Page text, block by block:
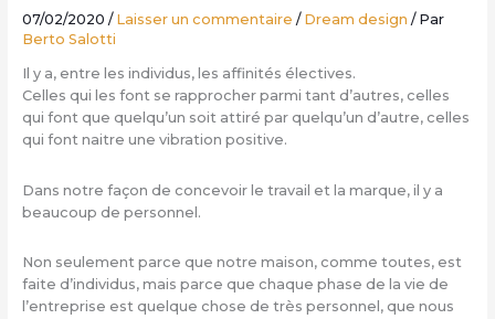
07/02/2020 / Laisser un commentaire / Dream design / Par
Berto Salotti
Il y a, entre les individus, les affinités électives.
Celles qui les font se rapprocher parmi tant d’autres, celles
qui font que quelqu’un soit attiré par quelqu’un d’autre, celles
qui font naitre une vibration positive.
Dans notre façon de concevoir le travail et la marque, il y a
beaucoup de personnel.
Non seulement parce que notre maison, comme toutes, est
faite d’individus, mais parce que chaque phase de la vie de
l’entreprise est quelque chose de très personnel, que nous